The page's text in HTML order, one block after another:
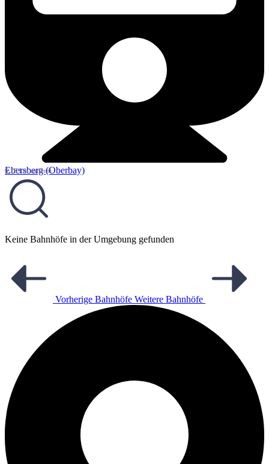
Ebersberg (Oberbay)
6,18 km entfernt
Keine Bahnhöfe in der Umgebung gefunden
Vorherige Bahnhöfe Weitere Bahnhöfe